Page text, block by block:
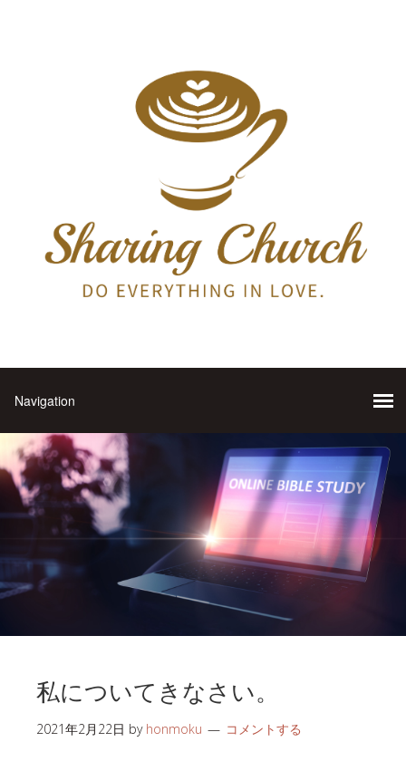
私についてきなさい。
2021年2月22日 by honmoku コメントする